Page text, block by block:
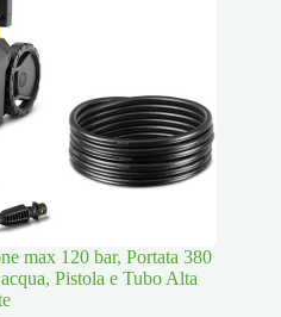
max 120 bar, Portata 380
Pistola e Tubo Alta